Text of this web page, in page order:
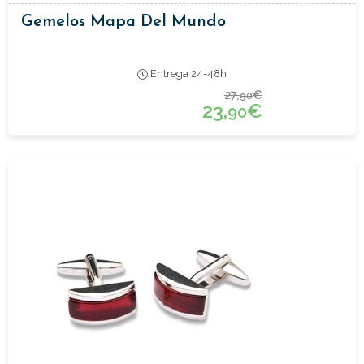
Gemelos Mapa Del Mundo
Entrega 24-48h
27,90€
23,90€